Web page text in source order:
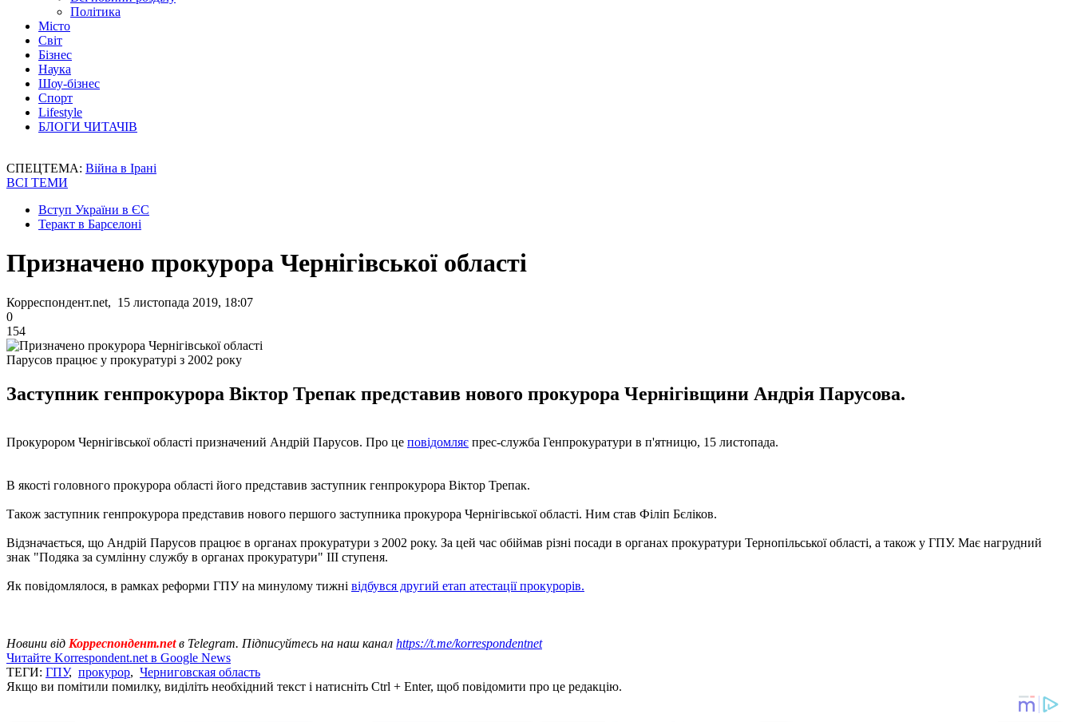
Політика
Місто
Світ
Бізнес
Наука
Шоу-бізнес
Спорт
Lifestyle
БЛОГИ ЧИТАЧІВ
СПЕЦТЕМА: Війна в Ірані
ВСІ ТЕМИ
Вступ України в ЄС
Теракт в Барселоні
Призначено прокурора Чернігівської області
Корреспондент.net, 15 листопада 2019, 18:07
0
154
Парусов працює у прокуратурі з 2002 року
Заступник генпрокурора Віктор Трепак представив нового прокурора Чернігівщини Андрія Парусова.
Прокурором Чернігівської області призначений Андрій Парусов. Про це повідомляє прес-служба Генпрокуратури в п'ятницю, 15 листопада.
В якості головного прокурора області його представив заступник генпрокурора Віктор Трепак.
Також заступник генпрокурора представив нового першого заступника прокурора Чернігівської області. Ним став Філіп Бєліков.
Відзначається, що Андрій Парусов працює в органах прокуратури з 2002 року. За цей час обіймав різні посади в органах прокуратури Тернопільської області, а також у ГПУ. Має нагрудний
знак "Подяка за сумлінну службу в органах прокуратури" III ступеня.
Як повідомлялося, в рамках реформи ГПУ на минулому тижні відбувся другий етап атестації прокурорів.
Новини від Корреспондент.netв Telegram. Підписуйтесь на наш канал https://t.me/korrespondentnet
Читайте Korrespondent.net в Google News
ТЕГИ: ГПУ, прокурор, Черниговская область
Якщо ви помітили помилку, виділіть необхідний текст і натисніть Ctrl + Enter, щоб повідомити про це редакцію.